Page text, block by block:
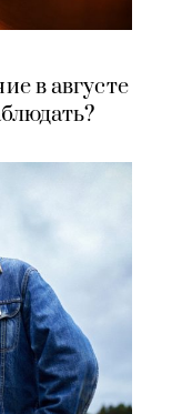
в августе